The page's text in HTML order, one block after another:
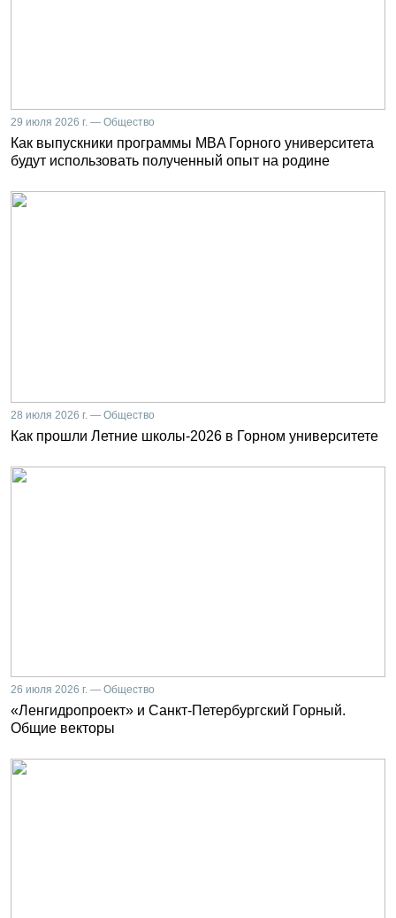
29 июля 2026 г. — Общество
Как выпускники программы MBA Горного университета
будут использовать полученный опыт на родине
28 июля 2026 г. — Общество
Как прошли Летние школы-2026 в Горном университете
26 июля 2026 г. — Общество
«Ленгидропроект» и Санкт-Петербургский Горный.
Общие векторы